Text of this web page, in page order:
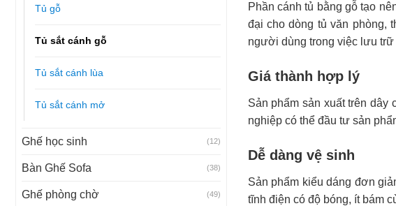
Tủ gỗ
Tủ sắt cánh gỗ
Tủ sắt cánh lùa
Tủ sắt cánh mở
Ghế học sinh (12)
Bàn Ghế Sofa (38)
Ghế phòng chờ (49)
Phần cánh tủ bằng gỗ tạo
đại cho dòng tủ văn phòng,
người dùng trong việc lưu trữ
Giá thành hợp lý
Sản phẩm sản xuất trên
nghiệp có thể đầu tư sản
Dễ dàng vệ sinh
Sản phẩm kiểu dáng đơn
tĩnh điện có độ bóng, ít bám